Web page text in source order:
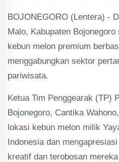
BOJONEGORO (Lentera) -
Malo, Kabupaten
kebun melon premium
menggabungkan sektor
pariwisata.
Ketua Tim Penggearak (TP)
Bojonegoro, Cantika
lokasi kebun melon milik
Indonesia dan
kreatif dan terobosan